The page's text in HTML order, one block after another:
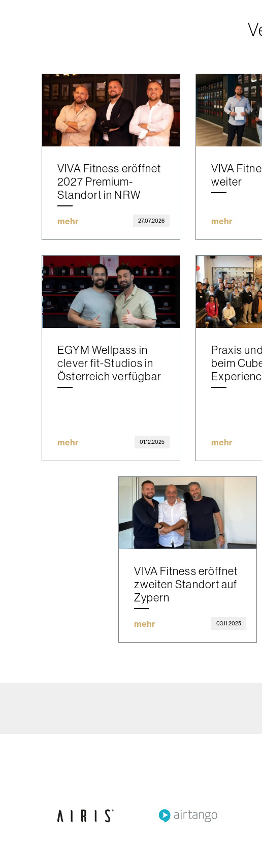
VIVA Fitness eröffnet
2027 Premium-
Standort in NRW
mehr 27.07.2026
VIVA
weiter
mehr
EGYM Wellpass in
clever fit-Studios in
Österreich verfügbar
mehr 01.12.2025
Praxis
beim
mehr
VIVA Fitness eröffnet
zweiten Standort auf
Zypern
mehr 03.11.2025